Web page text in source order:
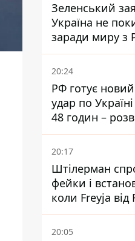
Зеленський
Україна не
заради миру з
20:24
РФ готує
удар по
48 годин –
20:17
Штілерман
фейки і
коли Freyja від
повноцінно
балістики
20:05